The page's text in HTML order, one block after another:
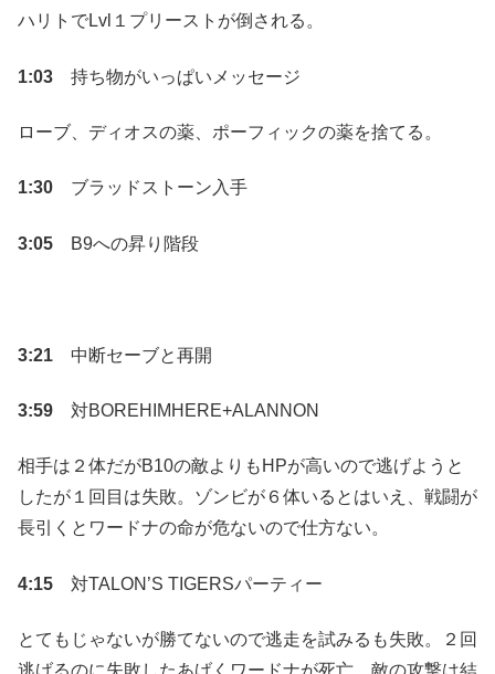
ハリトでLvl１プリーストが倒される。
1:03 持ち物がいっぱいメッセージ
ローブ、ディオスの薬、ポーフィックの薬を捨てる。
1:30 ブラッドストーン入手
3:05 B9への昇り階段
3:21 中断セーブと再開
3:59 対BOREHIMHERE+ALANNON
相手は２体だがB10の敵よりもHPが高いので逃げようと
したが１回目は失敗。ゾンビが６体いるとはいえ、戦闘が
長引くとワードナの命が危ないので仕方ない。
4:15 対TALON’S TIGERSパーティー
とてもじゃないが勝てないので逃走を試みるも失敗。２回